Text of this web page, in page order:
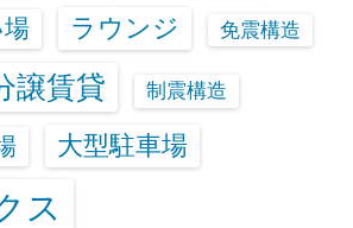
ラウンジ 免震構造
譲賃貸 制震構造
大型駐車場
ス